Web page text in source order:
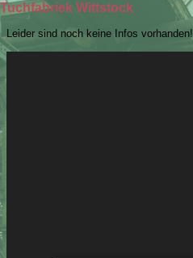
Tuchfabriek Wittstock
Leider sind noch keine Infos vorhanden!